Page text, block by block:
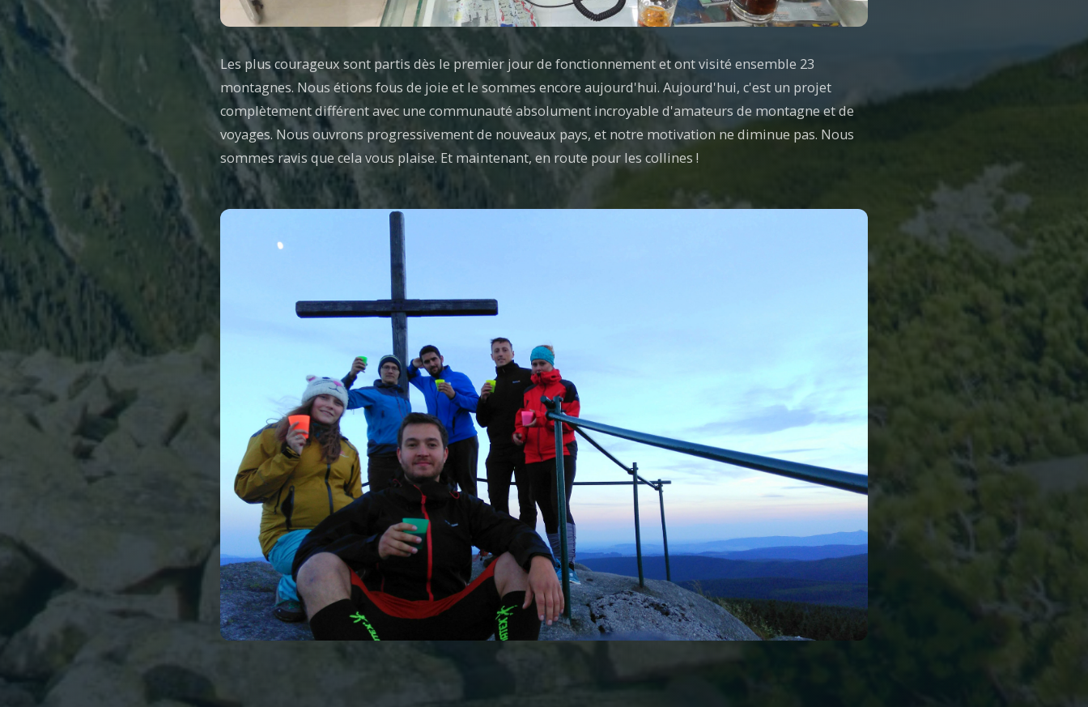
Les plus courageux sont partis dès le premier jour de fonctionnement et ont visité ensemble 23
montagnes. Nous étions fous de joie et le sommes encore aujourd'hui. Aujourd'hui, c'est un projet
complètement différent avec une communauté absolument incroyable d'amateurs de montagne et de
voyages. Nous ouvrons progressivement de nouveaux pays, et notre motivation ne diminue pas. Nous
sommes ravis que cela vous plaise. Et maintenant, en route pour les collines !